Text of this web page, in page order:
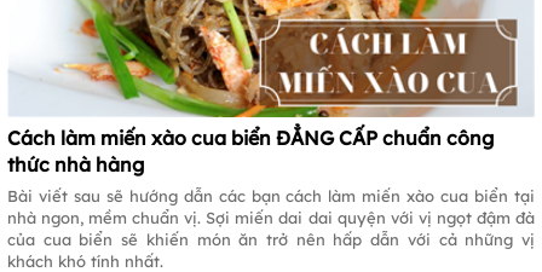
Cách làm miến xào cua biển ĐẲNG CẤP chuẩn công
thức nhà hàng
Bài viết sau sẽ hướng dẫn các bạn cách làm miến xào cua biển tại
nhà ngon, mềm chuẩn vị. Sợi miến dai dai quyện với vị ngọt đậm đà
của cua biển sẽ khiến món ăn trở nên hấp dẫn với cả những vị
khách khó tính nhất.